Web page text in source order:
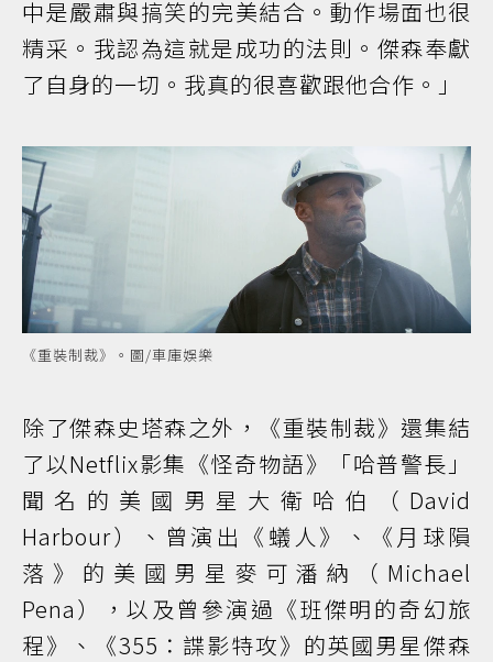
中是嚴肅與搞笑的完美結合。動作場面也很
精采。我認為這就是成功的法則。傑森奉獻
了自身的一切。我真的很喜歡跟他合作。」
《重裝制裁》。圖/車庫娛樂
除了傑森史塔森之外，《重裝制裁》還集結
了以Netflix影集《怪奇物語》「哈普警長」
聞名的美國男星大衛哈伯（David
Harbour）、曾演出《蟻人》、《月球隕
落》的美國男星麥可潘納（Michael
Pena），以及曾參演過《班傑明的奇幻旅
程》、《355：諜影特攻》的英國男星傑森